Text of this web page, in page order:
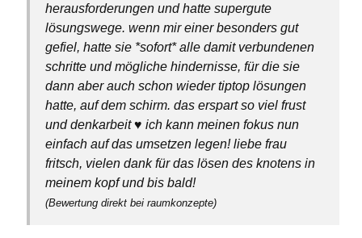
herausforderungen und hatte supergute
lösungswege. wenn mir einer besonders gut
gefiel, hatte sie *sofort* alle damit verbundenen
schritte und mögliche hindernisse, für die sie
dann aber auch schon wieder tiptop lösungen
hatte, auf dem schirm. das erspart so viel frust
und denkarbeit ♥️ ich kann meinen fokus nun
einfach auf das umsetzen legen! liebe frau
fritsch, vielen dank für das lösen des knotens in
meinem kopf und bis bald!
(Bewertung direkt bei raumkonzepte)